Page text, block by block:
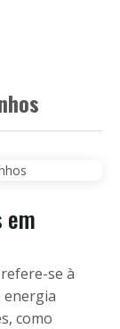
em
refere-se à
energia
como